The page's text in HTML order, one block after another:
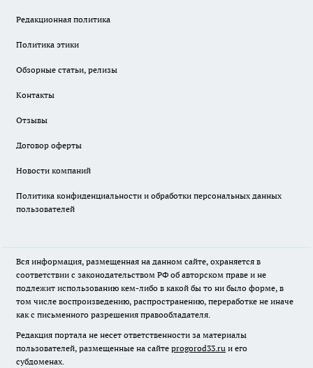
Редакционная политика
Политика этики
Обзорные статьи, релизы
Контакты
Отзывы
Договор оферты
Новости компаний
Политика конфиденциальности и обработки персональных данных
пользователей
Вся информация, размещенная на данном сайте, охраняется в
соответствии с законодательством РФ об авторском праве и не
подлежит использованию кем-либо в какой бы то ни было форме, в
том числе воспроизведению, распространению, переработке не иначе
как с письменного разрешения правообладателя.
Редакция портала не несет ответственности за материалы
пользователей, размещенные на сайте progorod33.ru и его
субдоменах.